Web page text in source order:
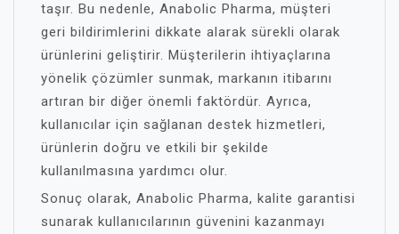
taşır. Bu nedenle, Anabolic Pharma, müşteri
geri bildirimlerini dikkate alarak sürekli olarak
ürünlerini geliştirir. Müşterilerin ihtiyaçlarına
yönelik çözümler sunmak, markanın itibarını
artıran bir diğer önemli faktördür. Ayrıca,
kullanıcılar için sağlanan destek hizmetleri,
ürünlerin doğru ve etkili bir şekilde
kullanılmasına yardımcı olur.
Sonuç olarak, Anabolic Pharma, kalite garantisi
sunarak kullanıcılarının güvenini kazanmayı